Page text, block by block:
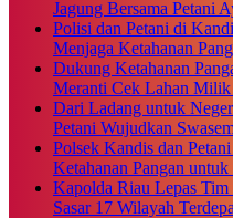
Jagung Bersama Petani
Polisi dan Petani di
Menjaga Ketahanan
Dukung Ketahanan
Meranti Cek Lahan Milik
Dari Ladang untuk
Petani Wujudkan
Polsek Kandis dan
Ketahanan Pangan
Kapolda Riau Lepas
Sasar 17 Wilayah